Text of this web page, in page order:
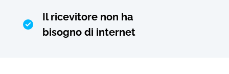
Il ricevitore non ha
bisogno di internet